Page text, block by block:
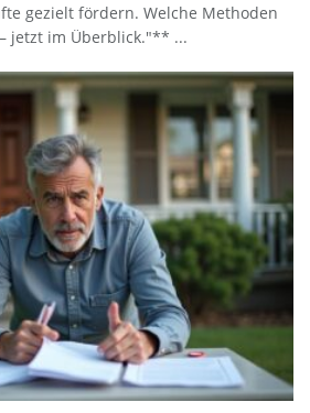
gezielt fördern. Welche Methoden
jetzt im Überblick."** ...